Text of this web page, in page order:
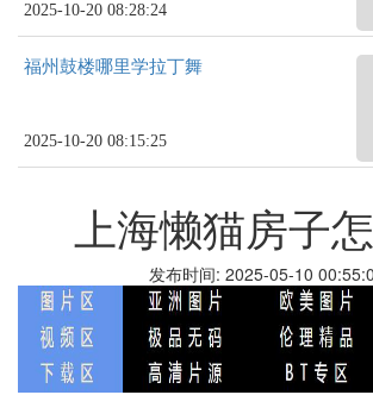
2025-10-20 08:28:24
福州鼓楼哪里学拉丁舞
2025-10-20 08:15:25
上海懒猫房子
发布时间: 2025-05-10